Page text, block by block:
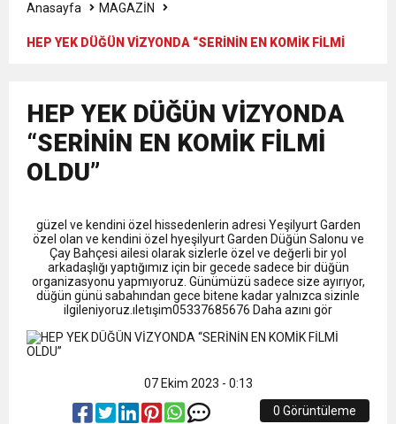
Bildirdi
18:59 Trabzonspor Mitongo Transferini KAP’a Bildirdi
12:20 Faruk Koc Aslında Davacı Neden Gözaltında ;
21:51 Mohamed Salah’ın Trabzon’da İlk Sözleri!
Anasayfa MAGAZİN
HEP YEK DÜĞÜN VİZYONDA “SERİNİN EN KOMİK FİLMİ
HEP YEK DÜĞÜN VİZYONDA
“SERİNİN EN KOMİK FİLMİ
OLDU”
güzel ve kendini özel hissedenlerin adresi Yeşilyurt Garden
özel olan ve kendini özel hyeşilyurt Garden Düğün Salonu ve
Çay Bahçesi ailesi olarak sizlerle özel ve değerli bir yol
arkadaşlığı yaptığımız için bir gecede sadece bir düğün
organizasyonu yapmıyoruz. Günümüzü sadece size ayırıyor,
düğün günü sabahından gece bitene kadar yalnızca sizinle
ilgileniyoruz.ıletışim05337685676 Daha azını gör
07 Ekim 2023 - 0:13
0 Görüntüleme